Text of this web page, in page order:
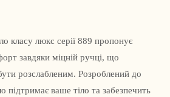
класу люкс серії 889 пропонує
завдяки міцній ручці, що
розслабленим. Розроблений до
підтримає ваше тіло та забезпечить